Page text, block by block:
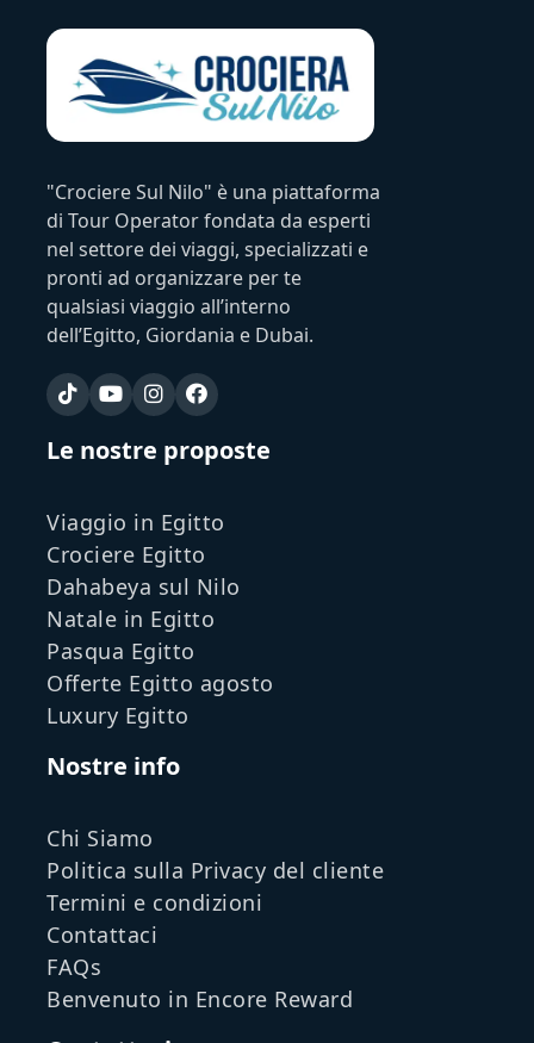
"Crociere Sul Nilo" è una piattaforma
di Tour Operator fondata da esperti
nel settore dei viaggi, specializzati e
pronti ad organizzare per te
qualsiasi viaggio all’interno
dell’Egitto, Giordania e Dubai.
Le nostre proposte
Viaggio in Egitto
Crociere Egitto
Dahabeya sul Nilo
Natale in Egitto
Pasqua Egitto
Offerte Egitto agosto
Luxury Egitto
Nostre info
Chi Siamo
Politica sulla Privacy del cliente
Termini e condizioni
Contattaci
FAQs
Benvenuto in Encore Reward